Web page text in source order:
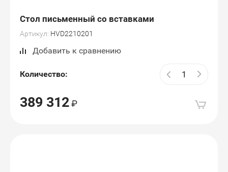
Стол письменный со вставками
Артикул: HVD2210201
Добавить к сравнению
Количество:
389 312